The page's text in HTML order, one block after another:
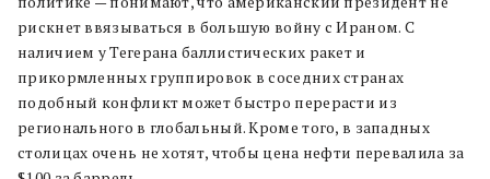
рискнет ввязываться в большую войну с Ираном. С
наличием у Тегерана баллистических ракет и
прикормленных группировок в соседних странах
подобный конфликт может быстро перерасти из
регионального в глобальный. Кроме того, в западных
столицах очень не хотят, чтобы цена нефти перевалила за